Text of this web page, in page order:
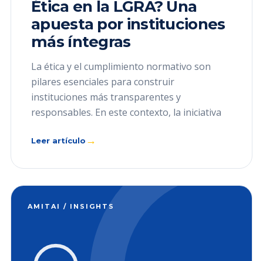
Ética en la LGRA? Una
apuesta por instituciones
más íntegras
La ética y el cumplimiento normativo son
pilares esenciales para construir
instituciones más transparentes y
responsables. En este contexto, la iniciativa
Leer artículo →
AMITAI / INSIGHTS